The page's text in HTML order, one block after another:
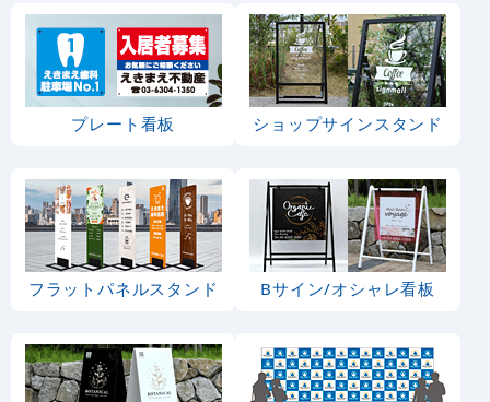
プレート看板 ショップサインスタンド
フラットパネルスタンド Bサイン/オシャレ看板